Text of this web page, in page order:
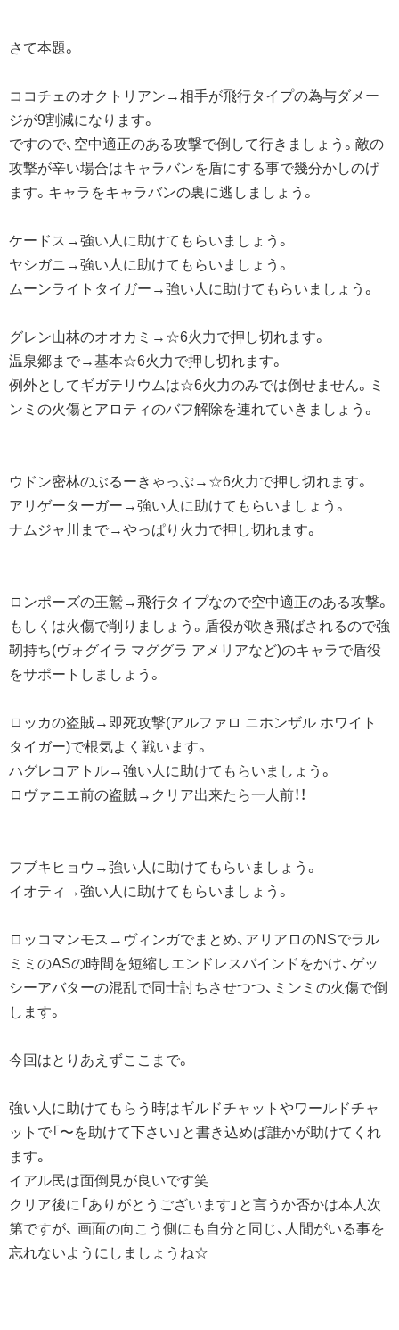
さて本題。
ココチェのオクトリアン→相手が飛行タイプの為与ダメー
ジが9割減になります。
ですので、空中適正のある攻撃で倒して行きましょう。敵の
攻撃が辛い場合はキャラバンを盾にする事で幾分かしのげ
ます。キャラをキャラバンの裏に逃しましょう。
ケードス→強い人に助けてもらいましょう。
ヤシガニ→強い人に助けてもらいましょう。
ムーンライトタイガー→強い人に助けてもらいましょう。
グレン山林のオオカミ→☆6火力で押し切れます。
温泉郷まで→基本☆6火力で押し切れます。
例外としてギガテリウムは☆6火力のみでは倒せません。ミ
ンミの火傷とアロティのバフ解除を連れていきましょう。
ウドン密林のぶるーきゃっぷ→☆6火力で押し切れます。
アリゲーターガー→強い人に助けてもらいましょう。
ナムジャ川まで→やっぱり火力で押し切れます。
ロンポーズの王鷲→飛行タイプなので空中適正のある攻撃。
もしくは火傷で削りましょう。盾役が吹き飛ばされるので強
靭持ち(ヴォグイラ マググラ アメリアなど)のキャラで盾役
をサポートしましょう。
ロッカの盗賊→即死攻撃(アルファロ ニホンザル ホワイト
タイガー)で根気よく戦います。
ハグレコアトル→強い人に助けてもらいましょう。
ロヴァニエ前の盗賊→クリア出来たら一人前！！
フブキヒョウ→強い人に助けてもらいましょう。
イオティ→強い人に助けてもらいましょう。
ロッコマンモス→ヴィンガでまとめ、アリアロのNSでラル
ミミのASの時間を短縮しエンドレスバインドをかけ、ゲッ
シーアバターの混乱で同士討ちさせつつ、ミンミの火傷で倒
します。
今回はとりあえずここまで。
強い人に助けてもらう時はギルドチャットやワールドチャ
ットで「〜を助けて下さい」と書き込めば誰かが助けてくれ
ます。
イアル民は面倒見が良いです笑
クリア後に「ありがとうございます」と言うか否かは本人次
第ですが、 画面の向こう側にも自分と同じ、人間がいる事を
忘れないようにしましょうね☆